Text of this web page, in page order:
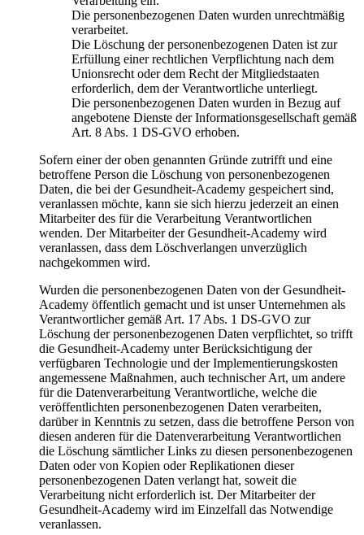
Die personenbezogenen Daten wurden unrechtmäßig
verarbeitet.
Die Löschung der personenbezogenen Daten ist zur
Erfüllung einer rechtlichen Verpflichtung nach dem
Unionsrecht oder dem Recht der Mitgliedstaaten
erforderlich, dem der Verantwortliche unterliegt.
Die personenbezogenen Daten wurden in Bezug auf
angebotene Dienste der Informationsgesellschaft gemäß
Art. 8 Abs. 1 DS-GVO erhoben.
Sofern einer der oben genannten Gründe zutrifft und eine
betroffene Person die Löschung von personenbezogenen
Daten, die bei der Gesundheit-Academy gespeichert sind,
veranlassen möchte, kann sie sich hierzu jederzeit an einen
Mitarbeiter des für die Verarbeitung Verantwortlichen
wenden. Der Mitarbeiter der Gesundheit-Academy wird
veranlassen, dass dem Löschverlangen unverzüglich
nachgekommen wird.
Wurden die personenbezogenen Daten von der Gesundheit-
Academy öffentlich gemacht und ist unser Unternehmen als
Verantwortlicher gemäß Art. 17 Abs. 1 DS-GVO zur
Löschung der personenbezogenen Daten verpflichtet, so trifft
die Gesundheit-Academy unter Berücksichtigung der
verfügbaren Technologie und der Implementierungskosten
angemessene Maßnahmen, auch technischer Art, um andere
für die Datenverarbeitung Verantwortliche, welche die
veröffentlichten personenbezogenen Daten verarbeiten,
darüber in Kenntnis zu setzen, dass die betroffene Person von
diesen anderen für die Datenverarbeitung Verantwortlichen
die Löschung sämtlicher Links zu diesen personenbezogenen
Daten oder von Kopien oder Replikationen dieser
personenbezogenen Daten verlangt hat, soweit die
Verarbeitung nicht erforderlich ist. Der Mitarbeiter der
Gesundheit-Academy wird im Einzelfall das Notwendige
veranlassen.